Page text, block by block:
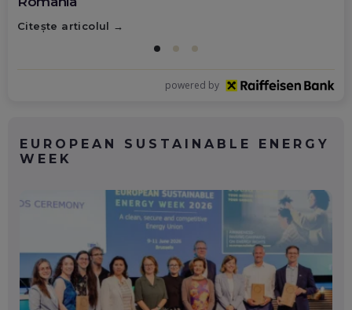
Citește articolul
powered by
EUROPEAN SUSTAINABLE ENERGY
WEEK